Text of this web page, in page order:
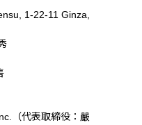
1-22-11 Ginza,
（代表取締役：嚴